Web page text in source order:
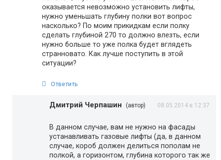
оказывается невозможно установить лифты,
нужно уменьшать глубину полки вот вопрос
насколько? По моим прикидкам если полку
сделать глубиной 270 то должно влезть, если
нужно больше то уже полка будет вглядеть
странновато. Как лучше поступить в этой
ситуации?
Ответить
Дмитрий Черпашин (автор) 08.05.2014 в 12:37
В данном случае, вам не нужно на фасады
устанавливать газовые лифты (да, в данном
случае, короб должен делиться пополам не
полкой, а горизонтом, глубина которого так же